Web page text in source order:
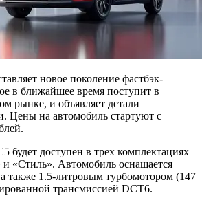
новое поколение фастбэк-
в ближайшее время поступит в
рынке, и объявляет детали
Цены на автомобиль стартуют с
будет доступен в трех комплектациях
«Стиль». Автомобиль оснащается
также 1.5-литровым турбомотором (147
трансмиссией DCT6.